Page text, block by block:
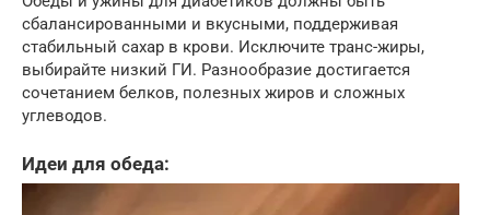
сбалансированными и вкусными, поддерживая
стабильный сахар в крови. Исключите транс-жиры,
выбирайте низкий ГИ. Разнообразие достигается
сочетанием белков, полезных жиров и сложных
углеводов.
Идеи для обеда: